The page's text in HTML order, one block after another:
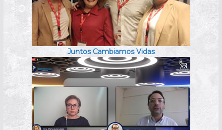
Juntos Cambiamos Vidas